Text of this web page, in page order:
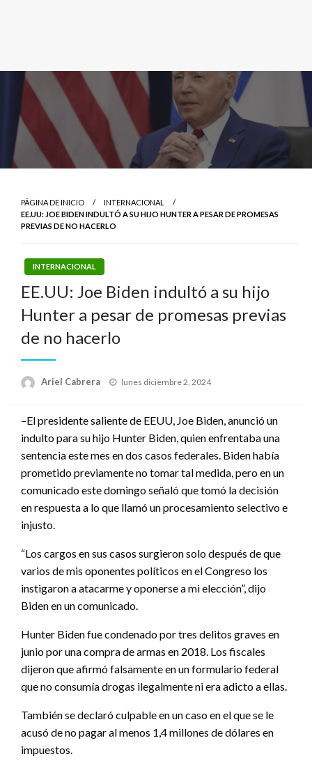
PÁGINA DE INICIO
INTERNACIONAL
EE.UU: JOE BIDEN INDULTÓ A SU HIJO HUNTER A PESAR DE PROMESAS
PREVIAS DE NO HACERLO
INTERNACIONAL
EE.UU: Joe Biden indultó a su hijo
Hunter a pesar de promesas previas
de no hacerlo
Ariel Cabrera
Publicado
lunes diciembre 2, 2024
–El presidente saliente de EEUU, Joe Biden, anunció un
indulto para su hijo Hunter Biden, quien enfrentaba una
sentencia este mes en dos casos federales. Biden había
prometido previamente no tomar tal medida, pero en un
comunicado este domingo señaló que tomó la decisión
en respuesta a lo que llamó un procesamiento selectivo e
injusto.
“Los cargos en sus casos surgieron solo después de que
varios de mis oponentes políticos en el Congreso los
instigaron a atacarme y oponerse a mi elección”, dijo
Biden en un comunicado.
Hunter Biden fue condenado por tres delitos graves en
junio por una compra de armas en 2018. Los fiscales
dijeron que afirmó falsamente en un formulario federal
que no consumía drogas ilegalmente ni era adicto a ellas.
También se declaró culpable en un caso en el que se le
acusó de no pagar al menos 1,4 millones de dólares en
impuestos.